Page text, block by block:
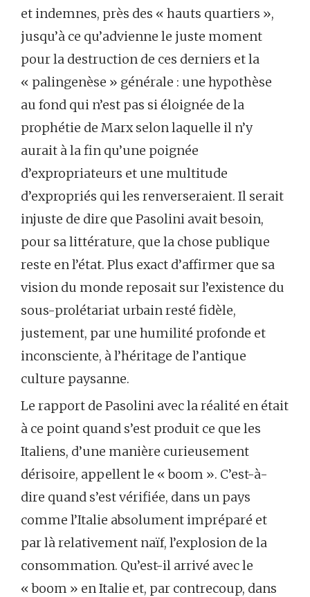
et indemnes, près des « hauts quartiers »,
jusqu’à ce qu’advienne le juste moment
pour la destruction de ces derniers et la
« palingenèse » générale : une hypothèse
au fond qui n’est pas si éloignée de la
prophétie de Marx selon laquelle il n’y
aurait à la fin qu’une poignée
d’expropriateurs et une multitude
d’expropriés qui les renverseraient. Il serait
injuste de dire que Pasolini avait besoin,
pour sa littérature, que la chose publique
reste en l’état. Plus exact d’affirmer que sa
vision du monde reposait sur l’existence du
sous-prolétariat urbain resté fidèle,
justement, par une humilité profonde et
inconsciente, à l’héritage de l’antique
culture paysanne.
Le rapport de Pasolini avec la réalité en était
à ce point quand s’est produit ce que les
Italiens, d’une manière curieusement
dérisoire, appellent le « boom ». C’est-à-
dire quand s’est vérifiée, dans un pays
comme l’Italie absolument impréparé et
par là relativement naïf, l’explosion de la
consommation. Qu’est-il arrivé avec le
« boom » en Italie et, par contrecoup, dans